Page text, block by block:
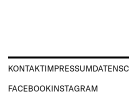
KONTAKTIMPRESSUM
FACEBOOKINSTAGRAM